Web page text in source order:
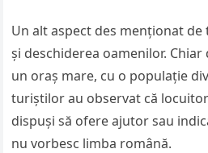
Un alt aspect des menționat
și deschiderea oamenilor.
un oraș mare, cu o populație
turiștilor au observat că
dispuși să ofere ajutor sau
nu vorbesc limba română.